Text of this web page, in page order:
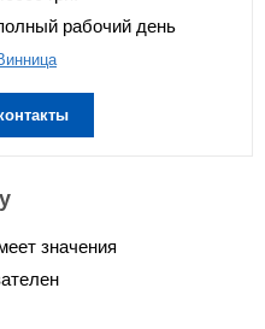
рабочий день
значения